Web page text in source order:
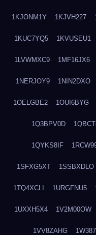
1KJONM1Y 1KJVH227
1KUC7YQ5 1KVUSEU1
1LVWMXC9 1MF16JX6
1NERJOY9 1NIN2DXO
1OELGBE2 1OUI6BYG
1Q3BPV0D
1QYKS8IF
1SFXG5XT 1SSBXDLO
1TQ4XCLI 1URGFNU5
1UXXH5X4 1V2M00OW
1VV8ZAHG